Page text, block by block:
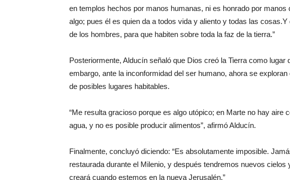
en templos hechos por manos humanas, ni es honrado por
algo; pues él es quien da a todos vida y aliento y todas las
de los hombres, para que habiten sobre toda la faz de la tierra.”
Posteriormente, Alducín señaló que Dios creó la Tierra como lugar
embargo, ante la inconformidad del ser humano, ahora se
de posibles lugares habitables.
“Me resulta gracioso porque es algo utópico; en Marte no hay aire
agua, y no es posible producir alimentos”, afirmó Alducín.
Finalmente, concluyó diciendo: “Es absolutamente imposible.
restaurada durante el Milenio, y después tendremos nuevos
creará cuando estemos en la nueva Jerusalén.”